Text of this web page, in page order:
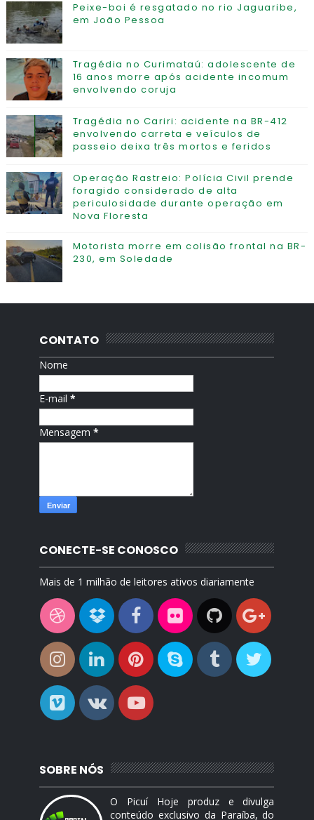
Peixe-boi é resgatado no rio Jaguaribe,
em João Pessoa
Tragédia no Curimataú: adolescente de
16 anos morre após acidente incomum
envolvendo coruja
Tragédia no Cariri: acidente na BR-412
envolvendo carreta e veículos de
passeio deixa três mortos e feridos
Operação Rastreio: Polícia Civil prende
foragido considerado de alta
periculosidade durante operação em
Nova Floresta
Motorista morre em colisão frontal na BR-
230, em Soledade
CONTATO
Nome
E-mail*
Mensagem*
CONECTE-SE CONOSCO
Mais de 1 milhão de leitores ativos diariamente
SOBRE NÓS
O Picuí Hoje produz e divulga
conteúdo exclusivo da Paraíba, do